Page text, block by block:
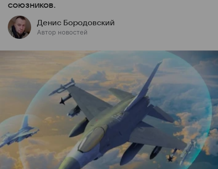
союзников.
Денис Бородовский
Автор новостей